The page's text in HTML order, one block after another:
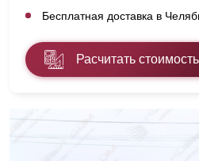
Бесплатная доставка в
Расчитать стоимость